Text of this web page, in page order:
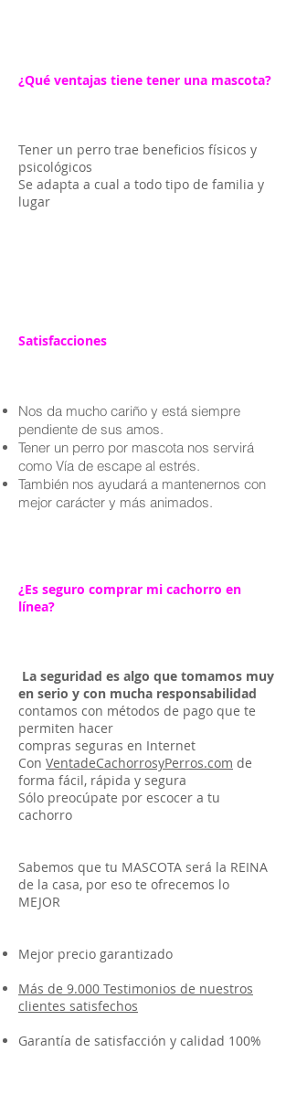
¿Qué ventajas tiene tener una mascota?
Tener un perro trae beneficios físicos y
psicológicos
Se adapta a cual a todo tipo de familia y
lugar
Satisfacciones
Nos da mucho cariño y está siempre
pendiente de sus amos.
Tener un perro por mascota nos servirá
como Vía de escape al estrés.
También nos ayudará a mantenernos con
mejor carácter y más animados.
¿Es seguro comprar mi cachorro en
línea?
La seguridad es algo que tomamos muy
en serio y con mucha responsabilidad
contamos con métodos de pago que te
permiten hacer
compras seguras en Internet
Con VentadeCachorrosyPerros.com de
forma fácil, rápida y segura
Sólo preocúpate por escocer a tu
cachorro
Sabemos que tu MASCOTA será la REINA
de la casa, por eso te ofrecemos lo
MEJOR
Mejor precio garantizado
Más de 9.000 Testimonios de nuestros
clientes satisfechos
Garantía de satisfacción y calidad 100%